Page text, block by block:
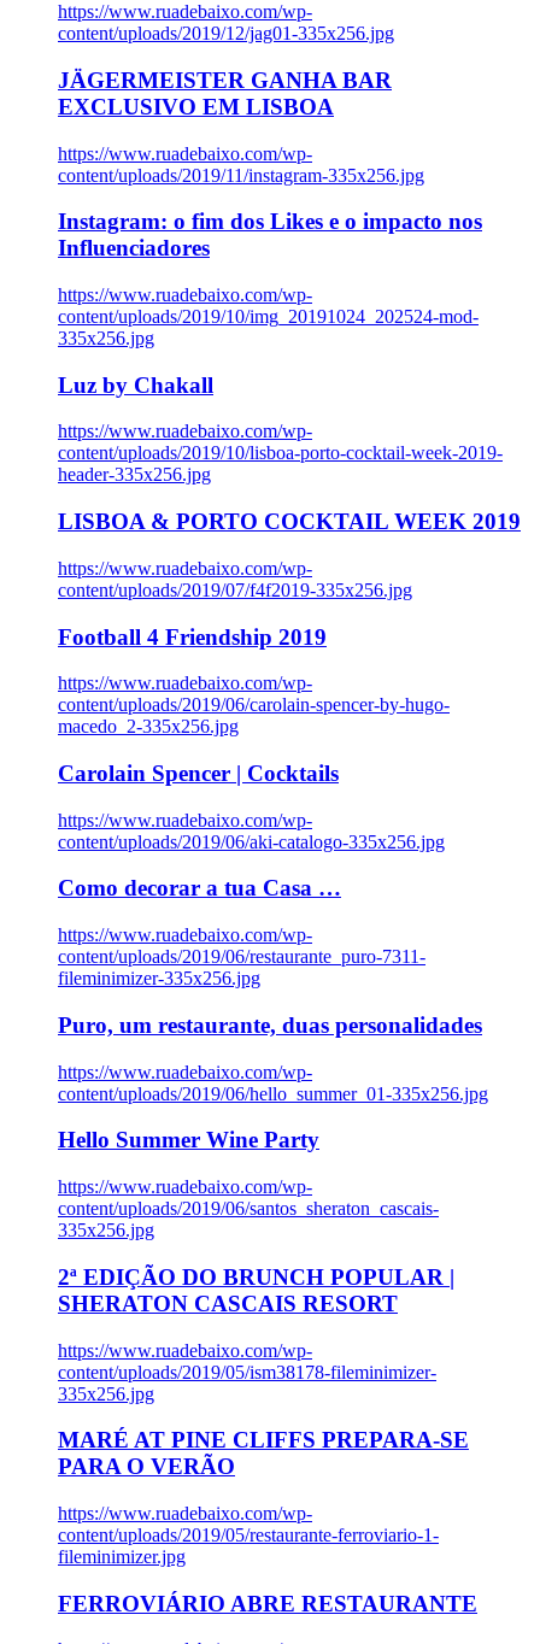
https://www.ruadebaixo.com/wp-
content/uploads/2019/12/jag01-335x256.jpg
JÄGERMEISTER GANHA BAR
EXCLUSIVO EM LISBOA
https://www.ruadebaixo.com/wp-
content/uploads/2019/11/instagram-335x256.jpg
Instagram: o fim dos Likes e o impacto nos
Influenciadores
https://www.ruadebaixo.com/wp-
content/uploads/2019/10/img_20191024_202524-mod-
335x256.jpg
Luz by Chakall
https://www.ruadebaixo.com/wp-
content/uploads/2019/10/lisboa-porto-cocktail-week-2019-
header-335x256.jpg
LISBOA & PORTO COCKTAIL WEEK 2019
https://www.ruadebaixo.com/wp-
content/uploads/2019/07/f4f2019-335x256.jpg
Football 4 Friendship 2019
https://www.ruadebaixo.com/wp-
content/uploads/2019/06/carolain-spencer-by-hugo-
macedo_2-335x256.jpg
Carolain Spencer | Cocktails
https://www.ruadebaixo.com/wp-
content/uploads/2019/06/aki-catalogo-335x256.jpg
Como decorar a tua Casa …
https://www.ruadebaixo.com/wp-
content/uploads/2019/06/restaurante_puro-7311-
fileminimizer-335x256.jpg
Puro, um restaurante, duas personalidades
https://www.ruadebaixo.com/wp-
content/uploads/2019/06/hello_summer_01-335x256.jpg
Hello Summer Wine Party
https://www.ruadebaixo.com/wp-
content/uploads/2019/06/santos_sheraton_cascais-
335x256.jpg
2ª EDIÇÃO DO BRUNCH POPULAR |
SHERATON CASCAIS RESORT
https://www.ruadebaixo.com/wp-
content/uploads/2019/05/ism38178-fileminimizer-
335x256.jpg
MARÉ AT PINE CLIFFS PREPARA-SE
PARA O VERÃO
https://www.ruadebaixo.com/wp-
content/uploads/2019/05/restaurante-ferroviario-1-
fileminimizer.jpg
FERROVIÁRIO ABRE RESTAURANTE